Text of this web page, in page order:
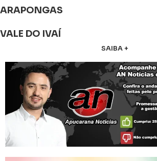
ARAPONGAS
VALE DO IVAÍ
SAIBA +